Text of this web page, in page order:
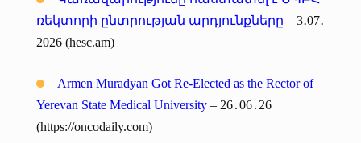
ռեկտորի ընտրության արդյունքները – 3․07․
2026 (hesc.am)
Armen Muradyan Got Re-Elected as the Rector of
Yerevan State Medical University – 26․06․26
(https://oncodaily.com)